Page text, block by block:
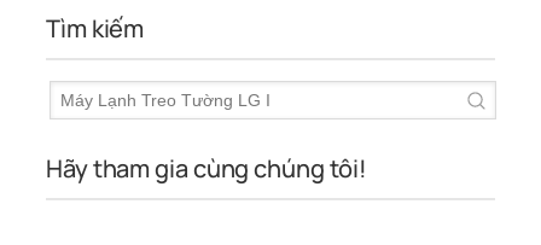
Tìm kiếm
Hãy tham gia cùng chúng tôi!